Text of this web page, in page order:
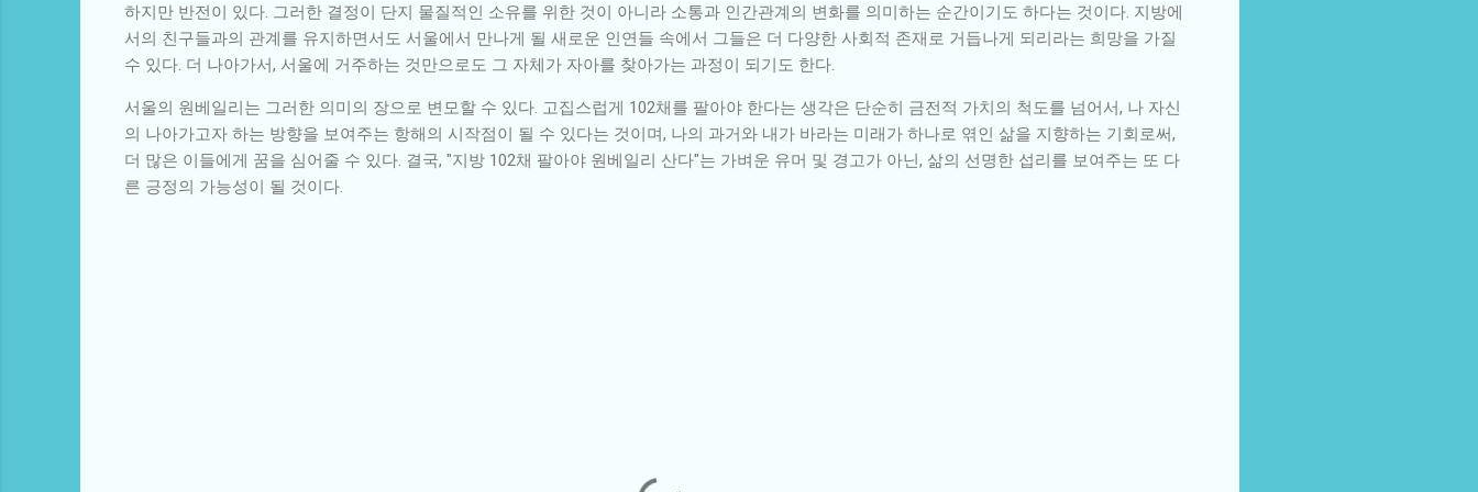
하지만 반전이 있다. 그러한 결정이 단지 물질적인 소유를 위한 것이 아니라 소통과 인간관계의 변화를 의미하는 순간이기도 하다는 것이다. 지방에
서의 친구들과의 관계를 유지하면서도 서울에서 만나게 될 새로운 인연들 속에서 그들은 더 다양한 사회적 존재로 거듭나게 되리라는 희망을 가질
수 있다. 더 나아가서, 서울에 거주하는 것만으로도 그 자체가 자아를 찾아가는 과정이 되기도 한다.
서울의 원베일리는 그러한 의미의 장으로 변모할 수 있다. 고집스럽게 102채를 팔아야 한다는 생각은 단순히 금전적 가치의 척도를 넘어서, 나 자신
의 나아가고자 하는 방향을 보여주는 항해의 시작점이 될 수 있다는 것이며, 나의 과거와 내가 바라는 미래가 하나로 엮인 삶을 지향하는 기회로써,
더 많은 이들에게 꿈을 심어줄 수 있다. 결국, "지방 102채 팔아야 원베일리 산다"는 가벼운 유머 및 경고가 아닌, 삶의 선명한 섭리를 보여주는 또 다
른 긍정의 가능성이 될 것이다.